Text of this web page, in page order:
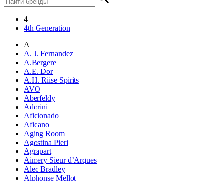
4
4th Generation
A
A. J. Fernandez
A.Bergere
A.E. Dor
A.H. Riise Spirits
AVO
Aberfeldy
Adorini
Aficionado
Afidano
Aging Room
Agostina Pieri
Agrapart
Aimery Sieur d’Arques
Alec Bradley
Alphonse Mellot